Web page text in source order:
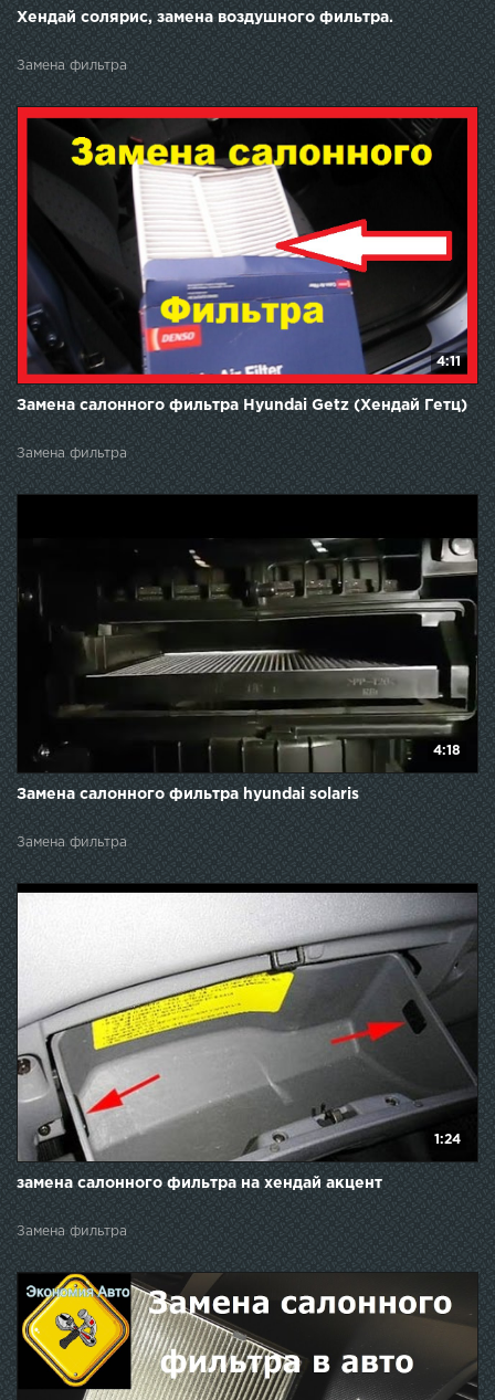
Хендай солярис, замена воздушного фильтра.
Замена фильтра
4:11
Замена салонного фильтра Hyundai Getz (Хендай Гетц)
Замена фильтра
4:18
Замена салонного фильтра hyundai solaris
Замена фильтра
1:24
замена салонного фильтра на хендай акцент
Замена фильтра